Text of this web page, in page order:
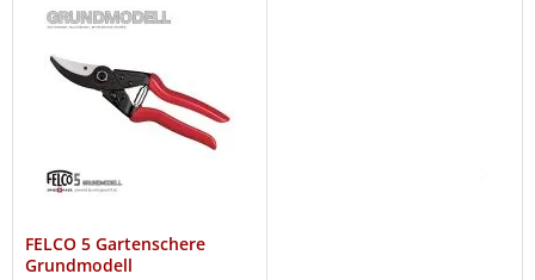
FELCO 5 Gartenschere
Grundmodell